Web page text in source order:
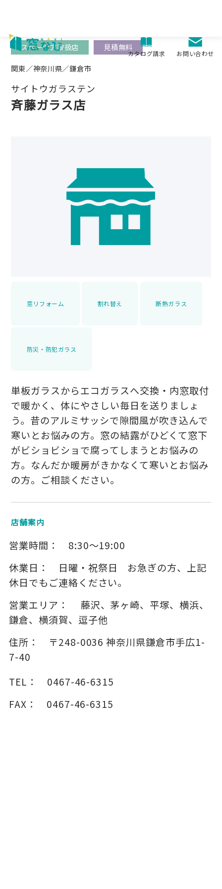
content
カタログ請求 お問い合わせ
関東／神奈川県／鎌倉市
サイトウガラステン
斉藤ガラス店
スペーシア取扱店 見積無料
窓リフォーム 割れ替え 断熱ガラス
防災・防犯ガラス
単板ガラスからエコガラスへ交換・内窓取付
で暖かく、体にやさしい毎日を送りましょ
う。昔のアルミサッシで隙間風が吹き込んで
寒いとお悩みの方。窓の結露がひどくて窓下
がビショビショで腐ってしまうとお悩みの
方。なんだか暖房がきかなくて寒いとお悩み
の方。ご相談ください。
店舗案内
営業時間：
8:30～19:00
休業日：
日曜・祝祭日 お急ぎの方、上記
休日でもご連絡ください。
営業エリア：
藤沢、茅ヶ崎、平塚、横浜、
鎌倉、横須賀、逗子他
住所：
〒248-0036 神奈川県鎌倉市手広1-
7-40
TEL：
0467-46-6315
FAX：
0467-46-6315